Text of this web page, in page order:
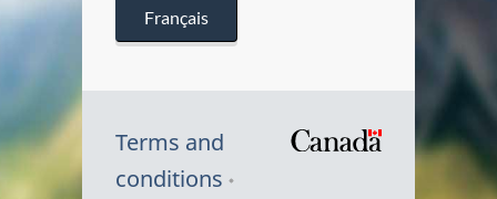
Français
Terms and
conditions